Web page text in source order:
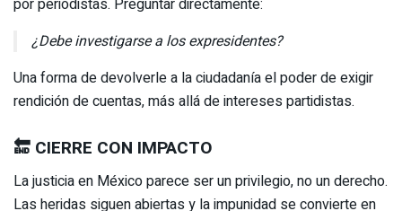
por periodistas. Preguntar directamente:
¿Debe investigarse a los expresidentes?
Una forma de devolverle a la ciudadanía el poder de exigir
rendición de cuentas, más allá de intereses partidistas.
🔚 CIERRE CON IMPACTO
La justicia en México parece ser un privilegio, no un derecho.
Las heridas siguen abiertas y la impunidad se convierte en